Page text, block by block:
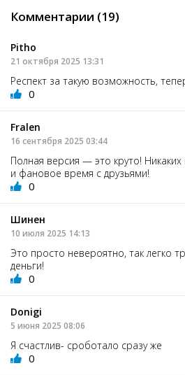
Комментарии (19)
Pitho
21 октября 2025 13:31
Респект за такую возможность,
0
Fralen
16 сентября 2025 03:44
Полная версия — это круто!
и фановое время с друзьями!
0
Шинен
10 июля 2025 14:13
Это просто невероятно, так легко
деньги!
0
Donigi
5 июня 2025 08:06
Я счастлив- сроботало сразу же
0